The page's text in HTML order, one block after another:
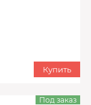
Купить
Под заказ